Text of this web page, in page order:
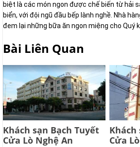
biệt là các món ngon được chế biến từ hải
biển, với đội ngũ đầu bếp lành nghề. Nhà
đem lại những bữa ăn ngon miệng cho Quý
Bài Liên Quan
Khách sạn Bạch Tuyết
Cửa Lò Nghệ An
Khách
Cửa